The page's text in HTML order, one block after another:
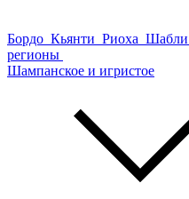
Бордо Кьянти Риоха Шабли
регионы
Шампанское и игристое